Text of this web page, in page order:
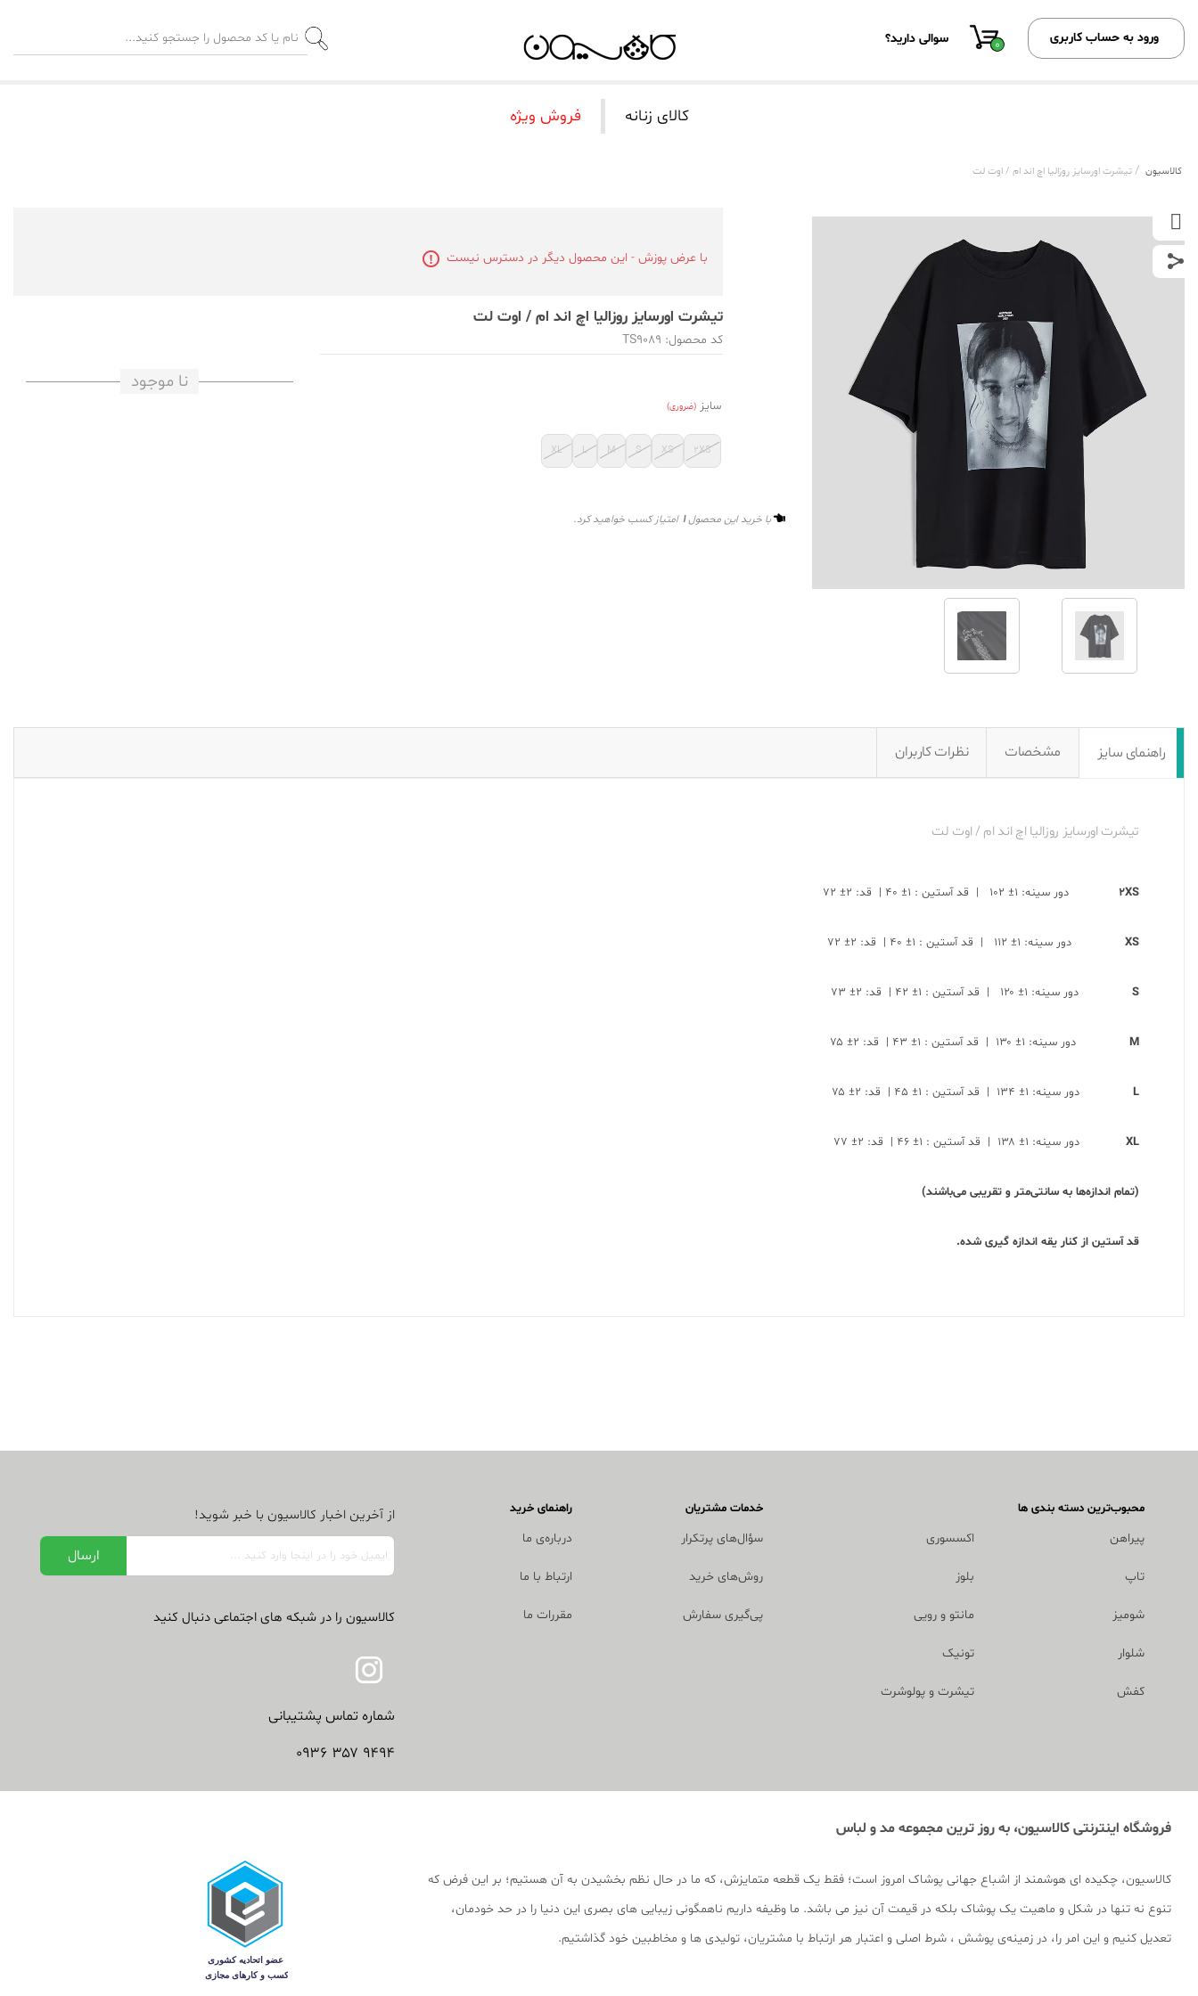
ورود به حساب کاربری 0 سوالی دارید؟
کالای زنانه فروش ویژه
کالاسیون / تیشرت اورسایز روزالیا اچ اند ام / اوت لت
با عرض پوزش - این محصول دیگر در دسترس نیست
تیشرت اورسایز روزالیا اچ اند ام / اوت لت
کد محصول: TS9089
سایز (ضروری)
2XS
XS
S
M
L
XL
نا موجود
با خرید این محصول1 امتیاز کسب خواهید کرد.
راهنمای سایز مشخصات نظرات کاربران
تیشرت اورسایز روزالیا اچ اند ام / اوت لت
2XS دور سینه: ۱± ۱۰۲ | قد آستین : ۱± ۴۰ | قد: ۲± ۷۲
XS دور سینه: ۱± ۱۱۲ | قد آستین : ۱± ۴۰ | قد: ۲± ۷۲
S دور سینه: ۱± ۱۲۰ | قد آستین : ۱± ۴۲ | قد: ۲± ۷۳
M دور سینه: ۱± ۱۳۰ | قد آستین : ۱± ۴۳ | قد: ۲± ۷۵
L دور سینه: ۱± ۱۳۴ | قد آستین : ۱± ۴۵ | قد: ۲± ۷۵
XL دور سینه: ۱± ۱۳۸ | قد آستین : ۱± ۴۶ | قد: ۲± ۷۷
(تمام اندازه‌ها به سانتی‌متر و تقریبی می‌باشند)
قد آستین از کنار یقه اندازه گیری شده.
محبوب‌ترین دسته بندی ها
پیراهن
تاپ
شومیز
شلوار
کفش
اکسسوری
بلوز
مانتو و رویی
تونیک
تیشرت و پولوشرت
خدمات مشتریان
سؤال‌های پرتکرار
روش‌های خرید
پی‌گیری سفارش
راهنمای خرید
درباره‌ی ما
ارتباط با ما
مقررات ما
از آخرین اخبار کالاسیون با خبر شوید!
کالاسیون را در شبکه های اجتماعی دنبال کنید
شماره تماس پشتیبانی
۹۴۹۴ ۳۵۷ ۰۹۳۶
فروشگاه اینترنتی کالاسیون، به روز ترین مجموعه مد و لباس
کالاسیون، چکیده ای هوشمند از اشباع جهانی پوشاک امروز است؛ فقط یک قطعه متمایزش، که ما در حال نظم بخشیدن به آن هستیم؛ بر این فرض که
تنوع نه تنها در شکل و ماهیت یک پوشاک بلکه در قیمت آن نیز می باشد. ما وظیفه داریم ناهمگونی زیبایی های بصری این دنیا را در حد خودمان،
تعدیل کنیم و این امر را، در زمینه‌ی پوشش ، شرط اصلی و اعتبار هر ارتباط با مشتریان، تولیدی ها و مخاطبین خود گذاشتیم.